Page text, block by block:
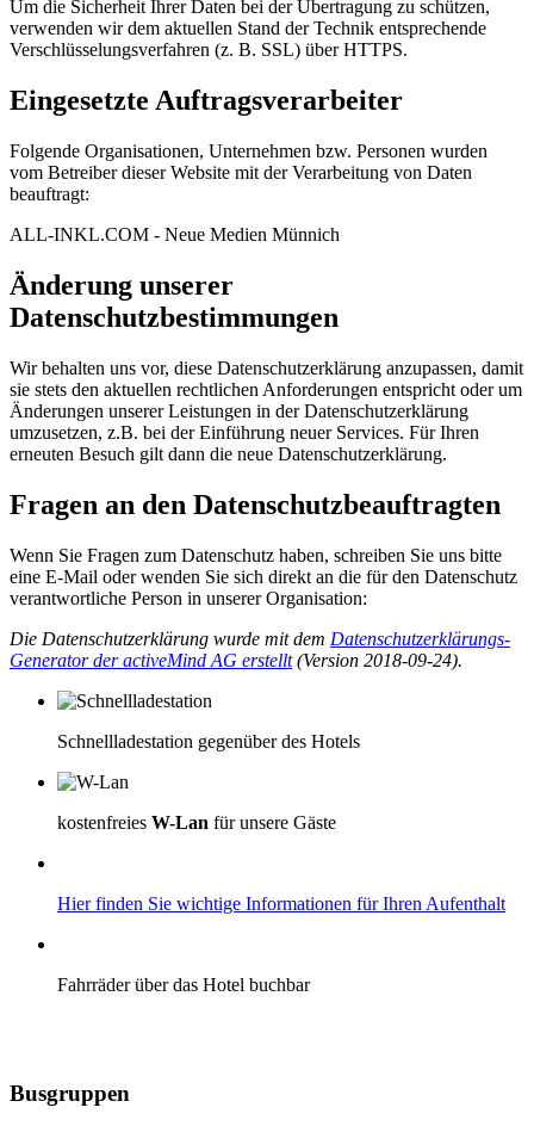
Um die Sicherheit Ihrer Daten bei der Übertragung zu schützen,
verwenden wir dem aktuellen Stand der Technik entsprechende
Verschlüsselungsverfahren (z. B. SSL) über HTTPS.
Eingesetzte Auftragsverarbeiter
Folgende Organisationen, Unternehmen bzw. Personen wurden
vom Betreiber dieser Website mit der Verarbeitung von Daten
beauftragt:
ALL-INKL.COM - Neue Medien Münnich
Änderung unserer
Datenschutzbestimmungen
Wir behalten uns vor, diese Datenschutzerklärung anzupassen, damit
sie stets den aktuellen rechtlichen Anforderungen entspricht oder um
Änderungen unserer Leistungen in der Datenschutzerklärung
umzusetzen, z.B. bei der Einführung neuer Services. Für Ihren
erneuten Besuch gilt dann die neue Datenschutzerklärung.
Fragen an den Datenschutzbeauftragten
Wenn Sie Fragen zum Datenschutz haben, schreiben Sie uns bitte
eine E-Mail oder wenden Sie sich direkt an die für den Datenschutz
verantwortliche Person in unserer Organisation:
Die Datenschutzerklärung wurde mit dem Datenschutzerklärungs-
Generator der activeMind AG erstellt(Version 2018-09-24).
Schnellladestation gegenüber des Hotels
kostenfreies W-Lan für unsere Gäste
Hier finden Sie wichtige Informationen für Ihren Aufenthalt
Fahrräder über das Hotel buchbar
Busgruppen